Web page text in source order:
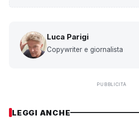
Luca Parigi
Copywriter e giornalista
PUBBLICITÀ
LEGGI ANCHE